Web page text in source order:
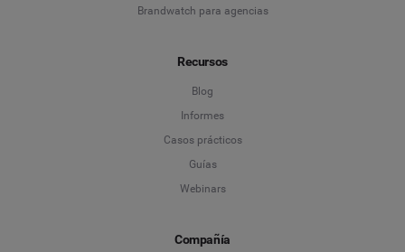
Brandwatch para agencias
Recursos
Blog
Informes
Casos prácticos
Guías
Webinars
Compañía